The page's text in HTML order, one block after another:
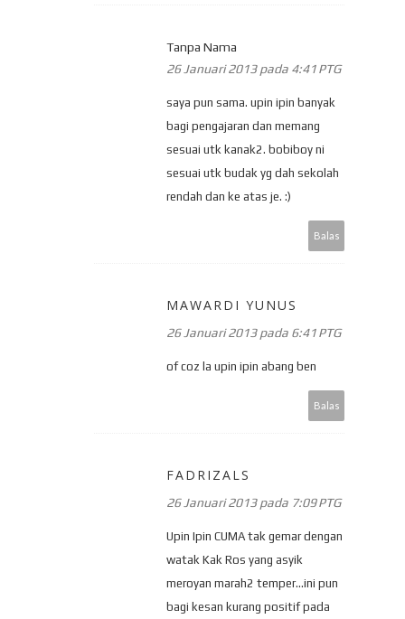
Tanpa Nama
26 Januari 2013 pada 4:41 PTG
saya pun sama. upin ipin banyak
bagi pengajaran dan memang
sesuai utk kanak2. bobiboy ni
sesuai utk budak yg dah sekolah
rendah dan ke atas je. :)
Balas
MAWARDI YUNUS
26 Januari 2013 pada 6:41 PTG
of coz la upin ipin abang ben
Balas
FADRIZALS
26 Januari 2013 pada 7:09 PTG
Upin Ipin CUMA tak gemar dengan
watak Kak Ros yang asyik
meroyan marah2 temper...ini pun
bagi kesan kurang positif pada